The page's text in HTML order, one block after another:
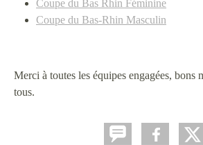
Coupe du Bas Rhin Féminine
Coupe du Bas-Rhin Masculin
Merci à toutes les équipes engagées, bons
tous.